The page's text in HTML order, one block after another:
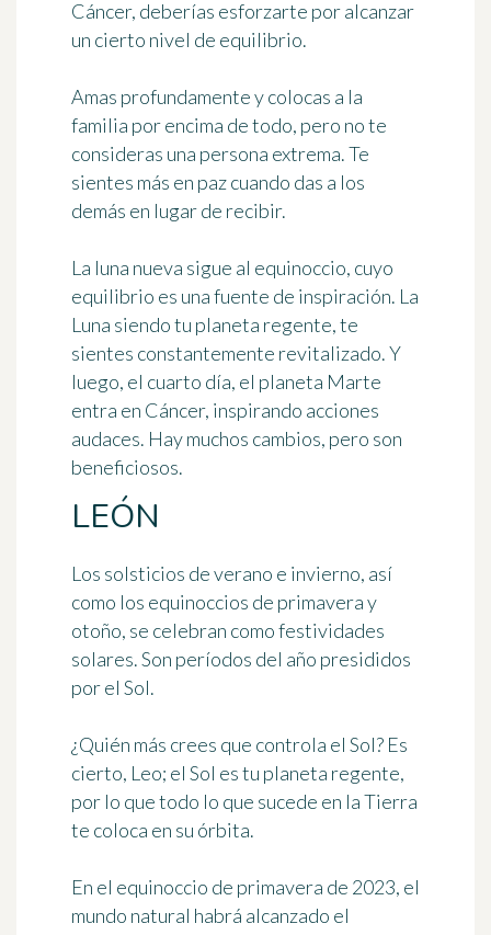
Cáncer, deberías esforzarte por alcanzar
un cierto nivel de equilibrio.
Amas profundamente y colocas a la
familia por encima de todo, pero no te
consideras una persona extrema. Te
sientes más en paz cuando das a los
demás en lugar de recibir.
La luna nueva sigue al equinoccio, cuyo
equilibrio es una fuente de inspiración. La
Luna siendo tu planeta regente, te
sientes constantemente revitalizado. Y
luego, el cuarto día, el planeta Marte
entra en Cáncer, inspirando acciones
audaces. Hay muchos cambios, pero son
beneficiosos.
LEÓN
Los solsticios de verano e invierno, así
como los equinoccios de primavera y
otoño, se celebran como festividades
solares. Son períodos del año presididos
por el Sol.
¿Quién más crees que controla el Sol? Es
cierto, Leo; el Sol es tu planeta regente,
por lo que todo lo que sucede en la Tierra
te coloca en su órbita.
En el equinoccio de primavera de 2023, el
mundo natural habrá alcanzado el